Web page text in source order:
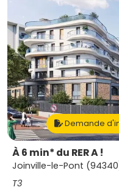
Demande
À 6 min* du RER A !
Joinville-le-Pont
T3